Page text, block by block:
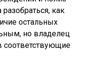
как
остальных
но владелец
соответствующие